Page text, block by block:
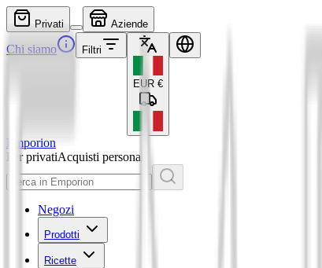
Privati Aziende
Chi siamo Filtri
EUR €
Emporion
Per privatiAcquisti personali
Negozi
Prodotti
Ricette